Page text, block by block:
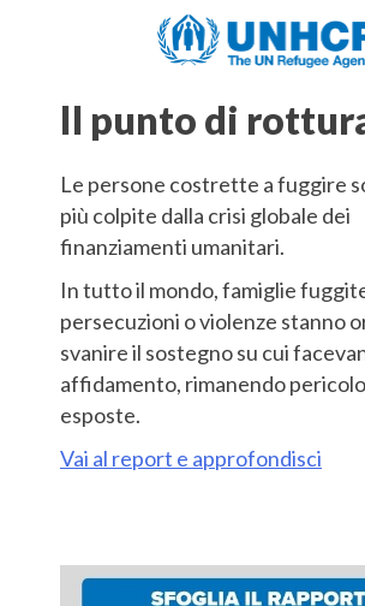
Il punto di
Le persone costrette a fuggire
più colpite dalla crisi globale dei
finanziamenti umanitari.
In tutto il mondo, famiglie
persecuzioni o violenze stanno
svanire il sostegno su cui
affidamento, rimanendo
esposte.
Vai al report e approfondisci